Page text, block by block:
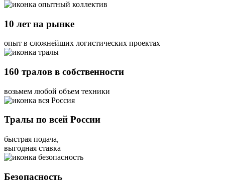
10 лет на рынке
опыт в сложнейших логистических проектах
160 тралов в собственности
возьмем любой объем техники
Тралы по всей России
быстрая подача,
выгодная ставка
Безопасность